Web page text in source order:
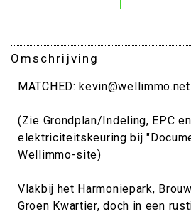
Omschrijving
MATCHED:
(Zie Grondplan/Indeling, EPC en
elektriciteitskeuring bij
Wellimmo-site)
Vlakbij het Harmoniepark,
Groen Kwartier, doch in een